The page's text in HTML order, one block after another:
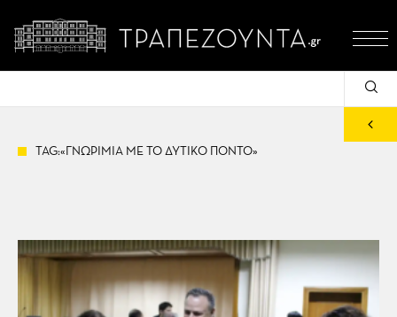
TAG:«ΓΝΩΡΙΜΙΑ ΜΕ ΤΟ ΔΥΤΙΚΟ ΠΟΝΤΟ»